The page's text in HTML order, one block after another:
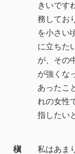
きいです
務してお
を小さい
に立ちた
が、その
が強くな
あったこ
れの女性
指したい
槇
私はあま